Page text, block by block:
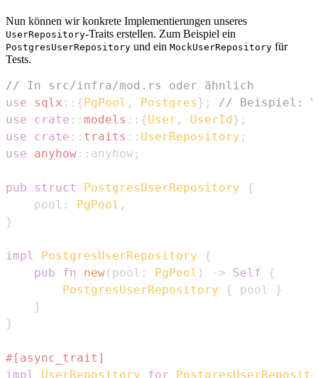
Nun können wir konkrete Implementierungen unseres
UserRepository-Traits erstellen. Zum Beispiel ein
PostgresUserRepository und ein MockUserRepository für
Tests.
// In src/infra/mod.rs oder ähnlich
use
sqlx :: {PgPool , Postgres } ;
// Beispiel:
use
crate :: models :: {User , UserId} ;
use
crate :: traits :: UserRepository ;
use
anyhow :: anyhow ;
pub struct PostgresUserRepository
{
    pool
: PgPool ,
}
impl PostgresUserRepository
{
pub
fn new( pool : PgPool ) -> Self
{
PostgresUserRepository
{ pool
}
}
}
#[async_trait]
impl
UserRepository for